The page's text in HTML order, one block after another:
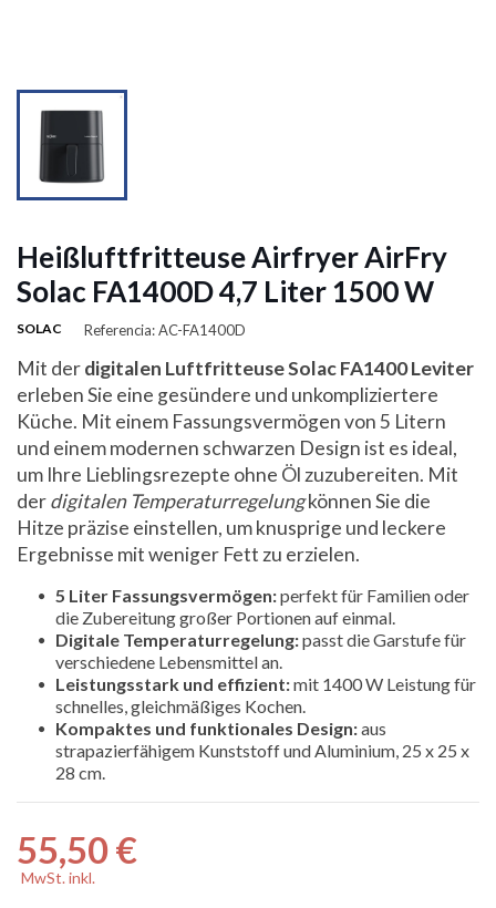
Heißluftfritteuse Airfryer AirFry
Solac FA1400D 4,7 Liter 1500 W
SOLAC Referencia: AC-FA1400D
Mit derdigitalen Luftfritteuse Solac FA1400 Leviter
erleben Sie eine gesündere und unkompliziertere
Küche. Mit einem Fassungsvermögen von 5 Litern
und einem modernen schwarzen Design ist es ideal,
um Ihre Lieblingsrezepte ohne Öl zuzubereiten. Mit
derdigitalen Temperaturregelungkönnen Sie die
Hitze präzise einstellen, um knusprige und leckere
Ergebnisse mit weniger Fett zu erzielen.
5 Liter Fassungsvermögen:perfekt für Familien oder
die Zubereitung großer Portionen auf einmal.
Digitale Temperaturregelung:passt die Garstufe für
verschiedene Lebensmittel an.
Leistungsstark und effizient:mit 1400 W Leistung für
schnelles, gleichmäßiges Kochen.
Kompaktes und funktionales Design:aus
strapazierfähigem Kunststoff und Aluminium, 25 x 25 x
28 cm.
55,50 €
MwSt. inkl.